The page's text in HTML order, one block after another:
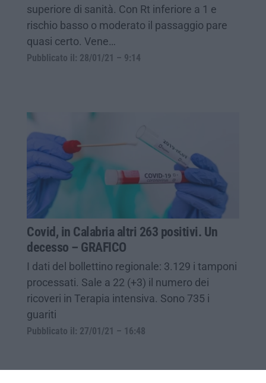
superiore di sanità. Con Rt inferiore a 1 e
rischio basso o moderato il passaggio pare
quasi certo. Vene…
Pubblicato il: 28/01/21 – 9:14
Covid, in Calabria altri 263 positivi. Un
decesso – GRAFICO
I dati del bollettino regionale: 3.129 i tamponi
processati. Sale a 22 (+3) il numero dei
ricoveri in Terapia intensiva. Sono 735 i
guariti
Pubblicato il: 27/01/21 – 16:48